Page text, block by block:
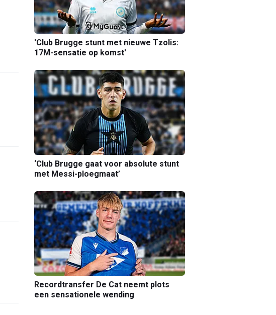
'Club Brugge stunt met nieuwe Tzolis:
17M-sensatie op komst'
‘Club Brugge gaat voor absolute stunt
met Messi-ploegmaat’
Recordtransfer De Cat neemt plots
een sensationele wending